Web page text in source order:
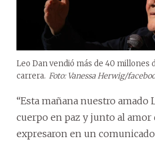
Leo Dan vendió más de 40 millones
carrera. Foto: Vanessa Herwig/
“Esta mañana nuestro amado
cuerpo en paz y junto al amor
expresaron en un